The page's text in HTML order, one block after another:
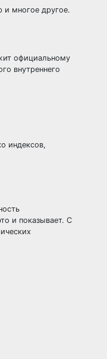
и многое другое.
официальному
внутреннего
индексов,
и показывает. С